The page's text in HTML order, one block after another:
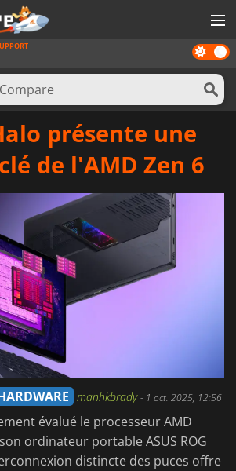
Dark
mode
présente une
de l'AMD Zen 6
manhkbrady- 1 oct. 2025, 12:56
évalué le processeur AMD
ordinateur portable ASUS ROG
distincte des puces offre